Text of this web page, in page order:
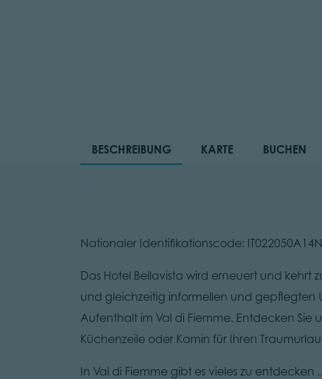
BESCHREIBUNG KARTE BUCHEN
Nationaler Identifikationscode:
Das Hotel Bellavista wird erneuert und kehrt
und gleichzeitig informellen und gepflegten
Aufenthalt im Val di Fiemme. Entdecken Sie
Küchenzeile oder Kamin für Ihren
In Val di Fiemme gibt es vieles zu entdecken